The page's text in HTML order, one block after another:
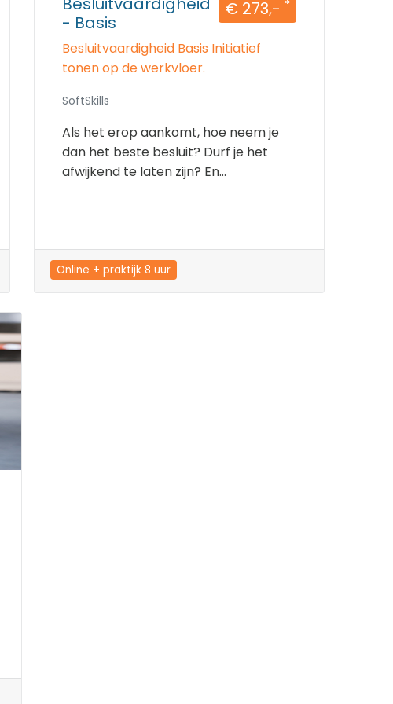
- Basis
€ 273,- *
Besluitvaardigheid Basis Initiatief
tonen op de werkvloer.
SoftSkills
Als het erop aankomt, hoe neem je
dan het beste besluit? Durf je het
afwijkend te laten zijn? En...
Online + praktijk 8 uur